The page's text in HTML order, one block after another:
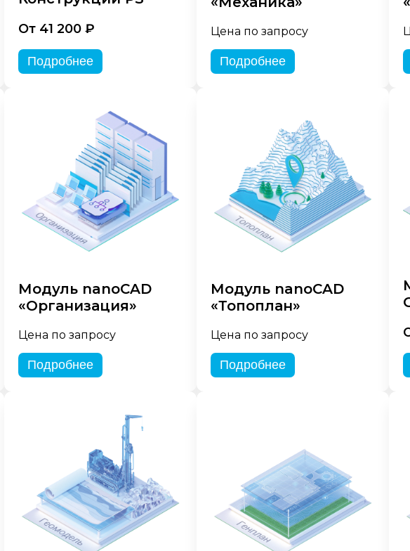
От 41 200 ₽
Подробнее
Цена по запросу
Подробнее
Модуль nanoCAD
«Организация»
Цена по запросу
Подробнее
Модуль nanoCAD
«Топоплан»
Цена по запросу
Подробнее